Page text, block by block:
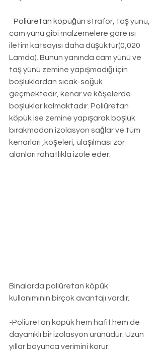
Poliüretan köpüğün strafor, taş yünü,
cam yünü gibi malzemelere göre ısı
iletim katsayısı daha düşüktür(0,020
Lamda). Bunun yanında cam yünü ve
taş yünü zemine yapışmadığı için
boşluklardan sıcak-soğuk
geçmektedir, kenar ve köşelerde
boşluklar kalmaktadır. Poliüretan
köpük ise zemine yapışarak boşluk
bırakmadan izolasyon sağlar ve tüm
kenarları ,köşeleri, ulaşılması zor
alanları rahatlıkla izole eder.
Binalarda poliüretan köpük
kullanımının birçok avantajı vardır;
-Poliüretan köpük hem hafif hem de
dayanıklı bir izolasyon ürünüdür. Uzun
yıllar boyunca verimini korur.